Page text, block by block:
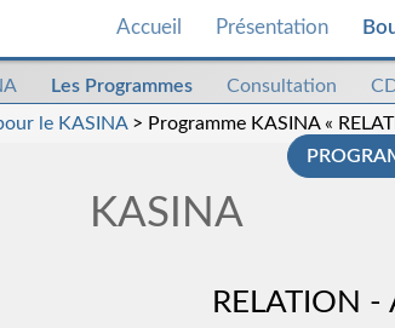
Accueil Présentation
Les Programmes Consultation
le KASINA> Programme KASINA «
KASINA
RELATION